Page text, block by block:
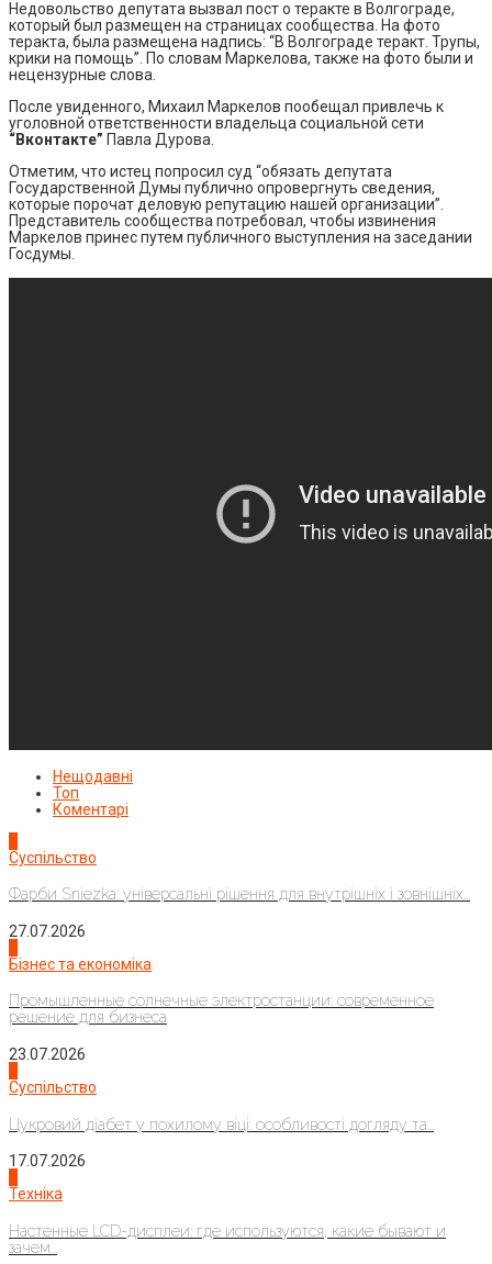
Недовольство депутата вызвал пост о теракте в Волгограде,
который был размещен на страницах сообщества. На фото
теракта, была размещена надпись: “В Волгограде теракт. Трупы,
крики на помощь”. По словам Маркелова, также на фото были и
нецензурные слова.
После увиденного, Михаил Маркелов пообещал привлечь к
уголовной ответственности владельца социальной сети
“Вконтакте” Павла Дурова.
Отметим, что истец попросил суд “обязать депутата
Государственной Думы публично опровергнуть сведения,
которые порочат деловую репутацию нашей организации”.
Представитель сообщества потребовал, чтобы извинения
Маркелов принес путем публичного выступления на заседании
Госдумы.
Нещодавні
Топ
Коментарі
Суспільство
Фарби Sniezka: універсальні рішення для внутрішніх і зовнішніх...
27.07.2026
Бізнес та економіка
Промышленные солнечные электростанции: современное
решение для бизнеса
23.07.2026
Суспільство
Цукровий діабет у похилому віці: особливості догляду та...
17.07.2026
Техніка
Настенные LCD-дисплеи: где используются, какие бывают и
зачем...